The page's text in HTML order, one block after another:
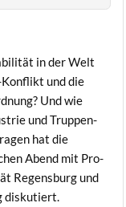
in der Welt
und die
Und wie
und Trup­pen­
hat die
Abend mit Pro­
Regens­burg und
diskutiert.